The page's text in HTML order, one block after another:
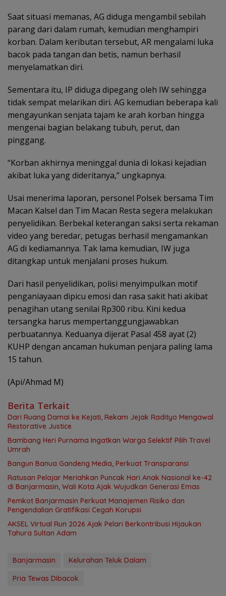
Saat situasi memanas, AG diduga mengambil sebilah
parang dari dalam rumah, kemudian menghampiri
korban. Dalam keributan tersebut, AR mengalami luka
bacok pada tangan dan betis, namun berhasil
menyelamatkan diri.
Sementara itu, IP diduga dipegang oleh IW sehingga
tidak sempat melarikan diri. AG kemudian beberapa kali
mengayunkan senjata tajam ke arah korban hingga
mengenai bagian belakang tubuh, perut, dan
pinggang.
“Korban akhirnya meninggal dunia di lokasi kejadian
akibat luka yang dideritanya,” ungkapnya.
Usai menerima laporan, personel Polsek bersama Tim
Macan Kalsel dan Tim Macan Resta segera melakukan
penyelidikan. Berbekal keterangan saksi serta rekaman
video yang beredar, petugas berhasil mengamankan
AG di kediamannya. Tak lama kemudian, IW juga
ditangkap untuk menjalani proses hukum.
Dari hasil penyelidikan, polisi menyimpulkan motif
penganiayaan dipicu emosi dan rasa sakit hati akibat
penagihan utang senilai Rp300 ribu. Kini kedua
tersangka harus mempertanggungjawabkan
perbuatannya. Keduanya dijerat Pasal 458 ayat (2)
KUHP dengan ancaman hukuman penjara paling lama
15 tahun.
(Api/Ahmad M)
Berita Terkait
Dari Ruang Damai ke Kejati, Rekam Jejak Radityo Mengawal
Restorative Justice
Bambang Heri Purnama Ingatkan Warga Selektif Pilih Travel
Umrah
Bangun Banua Gandeng Media, Perkuat Transparansi
Ratusan Pelajar Meriahkan Puncak Hari Anak Nasional ke-42
di Banjarmasin, Wali Kota Ajak Wujudkan Generasi Emas
Pemkot Banjarmasin Perkuat Manajemen Risiko dan
Pengendalian Gratifikasi Cegah Korupsi
AKSEL Virtual Run 2026 Ajak Pelari Berkontribusi Hijaukan
Tahura Sultan Adam
Banjarmasin
Kelurahan Teluk Dalam
Pria Tewas Dibacok